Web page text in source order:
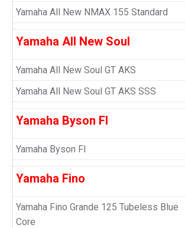
Yamaha All New NMAX 155 Standard
Yamaha All New Soul
Yamaha All New Soul GT AKS
Yamaha All New Soul GT AKS SSS
Yamaha Byson FI
Yamaha Byson FI
Yamaha Fino
Yamaha Fino Grande 125 Tubeless Blue
Core